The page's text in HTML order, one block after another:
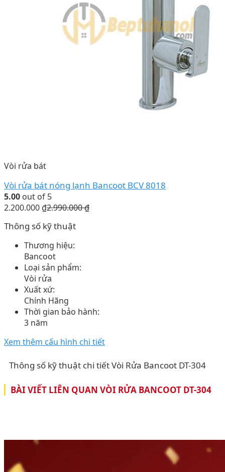
Vòi rửa bát
Vòi rửa bát nóng lạnh Bancoot BCV 8018
5.00 out of 5
2.200.000 ₫2.990.000₫
Thông số kỹ thuật
Thương hiệu:
Bancoot
Loại sản phẩm:
Vòi rửa
Xuất xứ:
Chính Hãng
Thời gian bảo hành:
3 năm
Xem thêm cấu hình chi tiết
Thông số kỹ thuật chi tiết Vòi Rửa Bancoot DT-304
BÀI VIẾT LIÊN QUAN VÒI RỬA BANCOOT DT-304